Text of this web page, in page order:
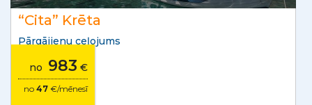
“Cita” Krēta
Pārgājienu ceļojums
no 983 €
no 47 €/mēnesī